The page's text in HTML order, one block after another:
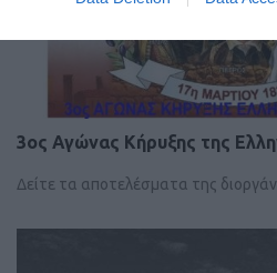
3ος Αγώνας Κήρυξης της
Δείτε τα αποτελέσματα της